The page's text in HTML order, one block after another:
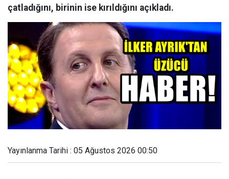
çatladığını, birinin ise kırıldığını açıkladı.
Yayınlanma Tarihi : 05 Ağustos 2026 00:50